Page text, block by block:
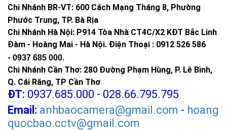
Chi Nhánh BR-VT: 600 Cách Mạng Tháng 8, Phường
Phước Trung, TP. Bà Rịa
Chi Nhánh Hà Nội: P914 Tòa Nhà CT4C/X2 KĐT Bắc Linh
Đàm - Hoàng Mai - Hà Nội. Điện Thoại : 0912 526 586
- 0937 685 000.
Chi Nhánh Cần Thơ: 280 Đường Phạm Hùng, P. Lê Bình,
Q. Cái Răng, TP Cần Thơ
ĐT: 0937.685.000 - 028.66.795.795
Email: anhbaocamera@gmail.com - hoang
quocbao.cctv@gmail.com